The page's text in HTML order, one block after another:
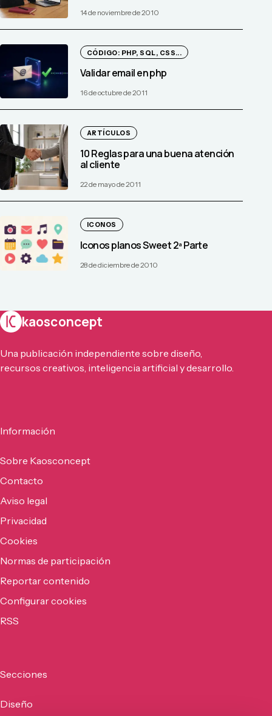
14 de noviembre de 2010
CÓDIGO: PHP, SQL, CSS...
Validar email en php
16 de octubre de 2011
ARTÍCULOS
10 Reglas para una buena atención
al cliente
22 de mayo de 2011
ICONOS
Iconos planos Sweet 2ª Parte
28 de diciembre de 2010
kaosconcept
Una publicación independiente sobre diseño,
recursos creativos, inteligencia artificial y desarrollo.
Información
Sobre Kaosconcept
Contacto
Aviso legal
Privacidad
Cookies
Normas de participación
Reportar contenido
Configurar cookies
RSS
Secciones
Diseño